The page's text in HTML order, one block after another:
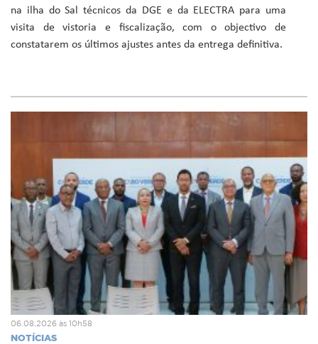
na ilha do Sal técnicos da DGE e da ELECTRA para uma
visita de vistoria e fiscalização, com o objectivo de
constatarem os últimos ajustes antes da entrega definitiva.
06.08.2026 às 10h58
NOTÍCIAS